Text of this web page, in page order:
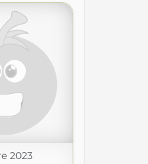
2023